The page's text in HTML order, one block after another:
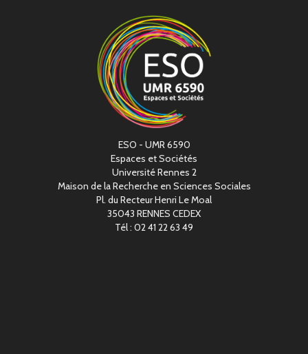
ESO - UMR 6590
Espaces et Sociétés
Université Rennes 2
Maison de la Recherche en Sciences Sociales
Pl. du Recteur Henri Le Moal
35043 RENNES CEDEX
Tél : 02 41 22 63 49